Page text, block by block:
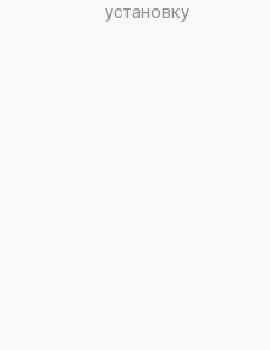
установку